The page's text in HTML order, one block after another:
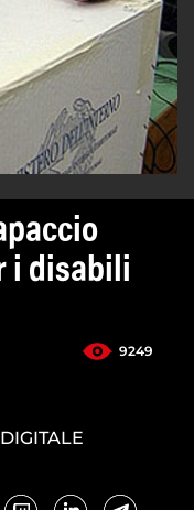
i disabili
9249